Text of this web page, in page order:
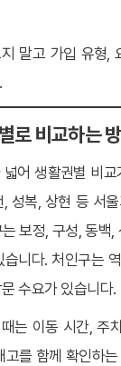
말고 가입 유형,
로 비교하는
어 생활권별 비
성복, 상현 등 서
보정, 구성, 동백,
니다. 처인구는
수요가 있습니다.
는 이동 시간, 주
고를 함께 확인하